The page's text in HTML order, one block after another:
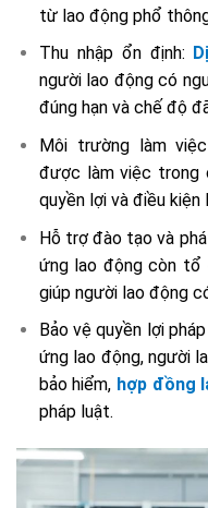
từ lao động phổ
Thu nhập ổn định:
người lao động có
đúng hạn và chế độ
Môi trường làm
được làm việc trong
quyền lợi và điều
Hỗ trợ đào tạo và
ứng lao động còn tổ
giúp người lao động
Bảo vệ quyền lợi
ứng lao động, người
bảo hiểm, hợp đồng
pháp luật.